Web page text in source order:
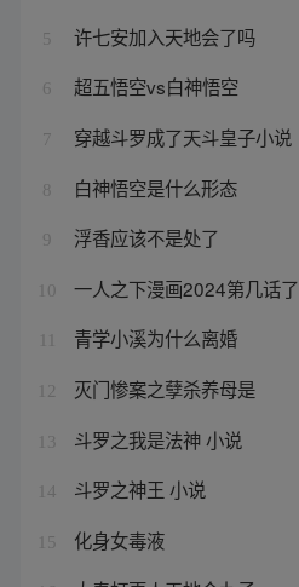
5 许七安加入天地会了吗
6 超五悟空vs白神悟空
7 穿越斗罗成了天斗皇子小说
8 白神悟空是什么形态
9 浮香应该不是处了
10 一人之下漫画2024第几话了
青学小溪为什么离婚
12 灭门惨案之孽杀养母是
13 斗罗之我是法神 小说
14 斗罗之神王 小说
15 化身女毒液